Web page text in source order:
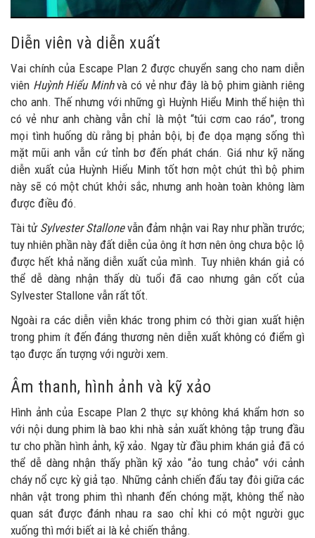
Diễn viên và diễn xuất
Vai chính của Escape Plan 2 được chuyển sang cho nam diễn
viên Huỳnh Hiểu Minhvà có vẻ như đây là bộ phim giành riêng
cho anh. Thế nhưng với những gì Huỳnh Hiểu Minh thể hiện thì
có vẻ như anh chàng vẫn chỉ là một “túi cơm cao ráo”, trong
mọi tình huống dù rằng bị phản bội, bị đe dọa mạng sống thì
mặt mũi anh vẫn cứ tỉnh bơ đến phát chán. Giá như kỹ năng
diễn xuất của Huỳnh Hiểu Minh tốt hơn một chút thì bộ phim
này sẽ có một chút khởi sắc, nhưng anh hoàn toàn không làm
được điều đó.
Tài tử Sylvester Stallonevẫn đảm nhận vai Ray như phần trước;
tuy nhiên phần này đất diễn của ông ít hơn nên ông chưa bộc lộ
được hết khả năng diễn xuất của mình. Tuy nhiên khán giả có
thể dễ dàng nhận thấy dù tuổi đã cao nhưng gân cốt của
Sylvester Stallone vẫn rất tốt.
Ngoài ra các diễn viễn khác trong phim có thời gian xuất hiện
trong phim ít đến đáng thương nên diễn xuất không có điểm gì
tạo được ấn tượng với người xem.
Âm thanh, hình ảnh và kỹ xảo
Hình ảnh của Escape Plan 2 thực sự không khá khẩm hơn so
với nội dung phim là bao khi nhà sản xuất không tập trung đầu
tư cho phần hình ảnh, kỹ xảo. Ngay từ đầu phim khán giả đã có
thể dễ dàng nhận thấy phần kỹ xảo “ảo tung chảo” với cảnh
cháy nổ cực kỳ giả tạo. Những cảnh chiến đấu tay đôi giữa các
nhân vật trong phim thì nhanh đến chóng mặt, không thể nào
quan sát được đánh nhau ra sao chỉ khi có một người gục
xuống thì mới biết ai là kẻ chiến thắng.